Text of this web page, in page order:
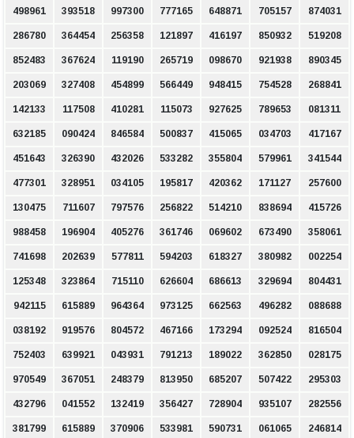
498961 393518 997300 777165 648871 705157 874031
286780 364454 256358 121897 416197 850932 519208
852483 367624 119190 265719 098670 921938 890345
203069 327408 454899 566449 948415 754528 268841
142133 117508 410281 115073 927625 789653 081311
632185 090424 846584 500837 415065 034703 417167
451643 326390 432026 533282 355804 579961 341544
477301 328951 034105 195817 420362 171127 257600
130475 711607 797576 256822 514210 838694 415726
988458 196904 405276 361746 069602 673490 358061
741698 202639 577811 594203 618327 380982 002254
125348 323864 715110 626604 686613 329694 804431
942115 615889 964364 973125 662563 496282 088688
038192 919576 804572 467166 173294 092524 816504
752403 639921 043931 791213 189022 362850 028175
970549 367051 248379 813950 685207 507422 295303
432796 041552 132419 356427 728904 935107 282556
381799 615889 370906 533981 590731 061065 246814